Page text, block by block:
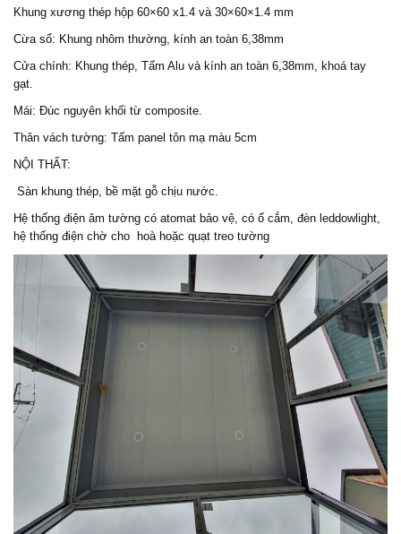
Khung xương thép hộp 60×60 x1.4 và 30×60×1.4 mm
Cừa sổ: Khung nhôm thường, kính an toàn 6,38mm
Cửa chính: Khung thép, Tấm Alu và kính an toàn 6,38mm, khoá tay
gạt.
Mái: Đúc nguyên khối từ composite.
Thân vách tường: Tấm panel tôn mạ màu 5cm
NỘI THẤT:
Sàn khung thép, bề mặt gỗ chịu nước.
Hệ thống điện âm tường có atomat bảo vệ, có ổ cắm, đèn leddowlight,
hệ thống điện chờ cho hoà hoặc quạt treo tường